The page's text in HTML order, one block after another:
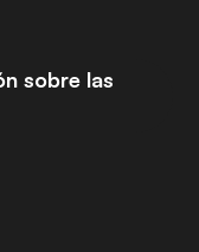
sobre las